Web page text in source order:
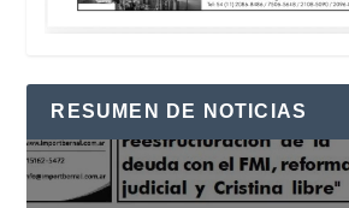
RESUMEN DE NOTICIAS
Reproductor
de
vídeo